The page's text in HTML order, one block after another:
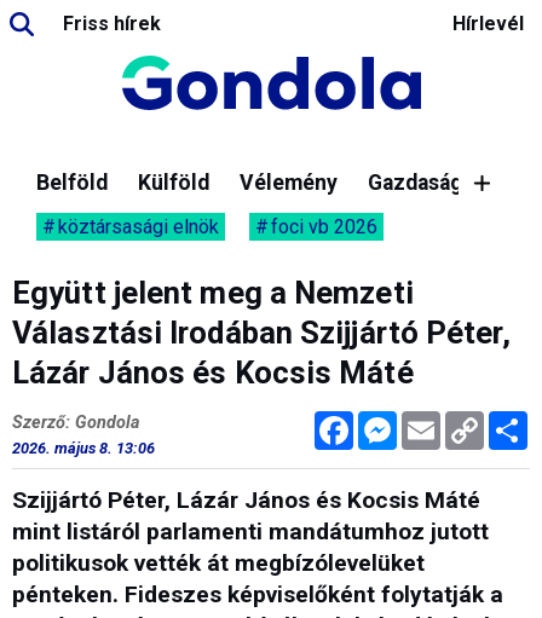
Friss hírek Hírlevél
Belföld Külföld Vélemény Gazdaság
köztársasági elnök foci vb 2026
Együtt jelent meg a Nemzeti
Választási Irodában Szijjártó Péter,
Lázár János és Kocsis Máté
FacebookMessenger
Email Copy
Link
Szerző: Gondola
2026. május 8. 13:06
Szijjártó Péter, Lázár János és Kocsis Máté
mint listáról parlamenti mandátumhoz jutott
politikusok vették át megbízólevelüket
pénteken. Fideszes képviselőként folytatják a